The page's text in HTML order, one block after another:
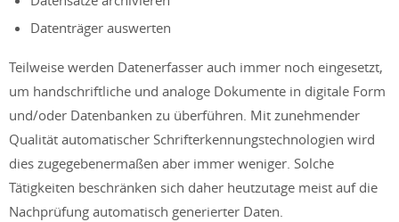
Datenträger auswerten
Teilweise werden Datenerfasser auch immer noch eingesetzt,
um handschriftliche und analoge Dokumente in digitale Form
und/oder Datenbanken zu überführen. Mit zunehmender
Qualität automatischer Schrifterkennungstechnologien wird
dies zugegebenermaßen aber immer weniger. Solche
Tätigkeiten beschränken sich daher heutzutage meist auf die
Nachprüfung automatisch generierter Daten.